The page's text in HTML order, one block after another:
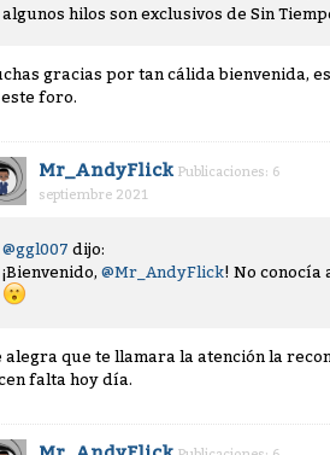
algunos hilos son exclusivos de Sin
gracias por tan cálida bienvenida,
foro.
Mr_AndyFlick Publicaciones: 6
septiembre 2021
@ggl007 dijo:
¡Bienvenido, @Mr_AndyFlick! No conocía
alegra que te llamara la atención la
falta hoy día.